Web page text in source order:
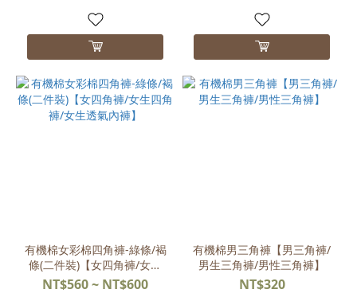
有機棉女彩棉四角褲-綠條/褐
條(二件裝)【女四角褲/女生
四角褲/女生透氣內褲】
NT$560 ~ NT$600
有機棉男三角褲【男三角褲/
男生三角褲/男性三角褲】
NT$320